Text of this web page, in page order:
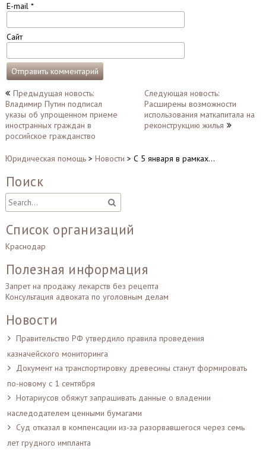
E-mail *
Сайт
Навигация
по
записям
Предыдущая новость:
Владимир Путин подписал
указы об упрощенном приеме
иностранных граждан в
российское гражданство
Следующая новость:
Расширены возможности
использования маткапитала на
реконструкцию жилья
Юридическая помощь> Новости > С 5 января в рамках…
Поиск
Список организаций
Краснодар
Полезная информация
Запрет на продажу лекарств без рецепта
Консультация адвоката по уголовным делам
Новости
Правительство РФ утвердило правила проведения
казначейского мониторинга
Документ на транспортировку древесины станут формировать
по-новому с 1 сентября
Нотариусов обяжут запрашивать данные о владении
наследодателем ценными бумагами
Суд отказал в компенсации из-за разорвавшегося через семь
лет грудного импланта